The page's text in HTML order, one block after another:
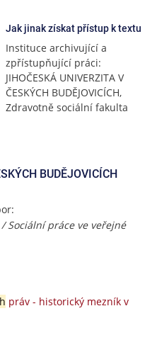
Jak jinak získat přístup k textu
Instituce archivující a
zpřístupňující práci:
JIHOČESKÁ UNIVERZITA V
ČESKÝCH BUDĚJOVICÍCH,
Zdravotně sociální fakulta
BUDĚJOVICÍCH
Sociální práce ve veřejné
práv - historický mezník v